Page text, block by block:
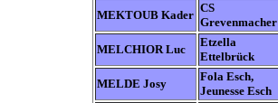
MEKTOUB Kader
CS
Grevenmacher
MELCHIOR Luc
Etzella
Ettelbrück
MELDE Josy
Fola Esch,
Jeunesse Esch